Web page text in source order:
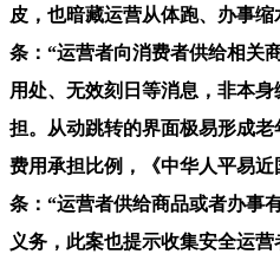
皮，也暗藏运营从体跑、办事
条：“运营者向消费者供给相关
用处、无效刻日等消息，非本
担。从动跳转的界面极易形成
费用承担比例，《中华人平易
条：“运营者供给商品或者办事
义务，此案也提示收集安全运